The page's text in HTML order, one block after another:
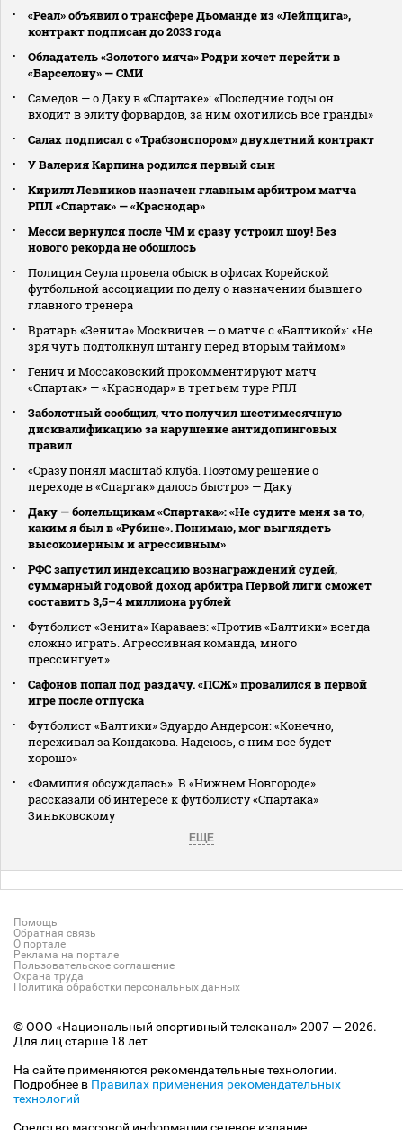
«Реал» объявил о трансфере Дьоманде из «Лейпцига»,
контракт подписан до 2033 года
Обладатель «Золотого мяча» Родри хочет перейти в
«Барселону» — СМИ
Самедов — о Даку в «Спартаке»: «Последние годы он
входит в элиту форвардов, за ним охотились все гранды»
Салах подписал с «Трабзонспором» двухлетний контракт
У Валерия Карпина родился первый сын
Кирилл Левников назначен главным арбитром матча
РПЛ «Спартак» — «Краснодар»
Месси вернулся после ЧМ и сразу устроил шоу! Без
нового рекорда не обошлось
Полиция Сеула провела обыск в офисах Корейской
футбольной ассоциации по делу о назначении бывшего
главного тренера
Вратарь «Зенита» Москвичев — о матче с «Балтикой»: «Не
зря чуть подтолкнул штангу перед вторым таймом»
Генич и Моссаковский прокомментируют матч
«Спартак» — «Краснодар» в третьем туре РПЛ
Заболотный сообщил, что получил шестимесячную
дисквалификацию за нарушение антидопинговых
правил
«Сразу понял масштаб клуба. Поэтому решение о
переходе в «Спартак» далось быстро» — Даку
Даку — болельщикам «Спартака»: «Не судите меня за то,
каким я был в «Рубине». Понимаю, мог выглядеть
высокомерным и агрессивным»
РФС запустил индексацию вознаграждений судей,
суммарный годовой доход арбитра Первой лиги сможет
составить 3,5–4 миллиона рублей
Футболист «Зенита» Караваев: «Против «Балтики» всегда
сложно играть. Агрессивная команда, много
прессингует»
Сафонов попал под раздачу. «ПСЖ» провалился в первой
игре после отпуска
Футболист «Балтики» Эдуардо Андерсон: «Конечно,
переживал за Кондакова. Надеюсь, с ним все будет
хорошо»
«Фамилия обсуждалась». В «Нижнем Новгороде»
рассказали об интересе к футболисту «Спартака»
Зиньковскому
ЕЩЕ
Помощь
Обратная связь
О портале
Реклама на портале
Пользовательское соглашение
Охрана труда
Политика обработки персональных данных
© ООО «Национальный спортивный телеканал» 2007 — 2026.
Для лиц старше 18 лет
На сайте применяются рекомендательные технологии.
Подробнее в Правилах применения рекомендательных
технологий
Средство массовой информации сетевое издание